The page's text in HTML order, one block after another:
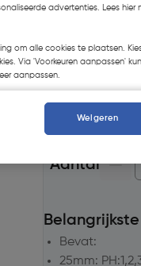
Selecteer
Selecteer
Aantal
Bevat:
25mm:
advertenties. Lees hier
om alle cookies te plaatsen.
Via 'Voorkeuren aanpassen'
aanpassen.
Weigeren